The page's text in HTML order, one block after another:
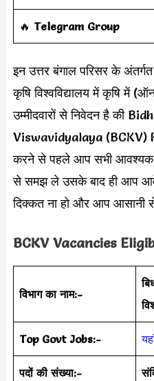
‎️‍🔥 Telegram Group
इन उत्तर बंगाल परिसर के अंतर्गत
कृषि विश्वविद्यालय में कृषि में
उम्मीदवारों से निवेदन है की
Viswavidyalaya
करने से पहले आप सभी आवश्यक
से समझ ले उसके बाद ही आप
दिक्कत ना हो और आप
BCKV Vacancies
विभाग का नाम:-
Top Govt Jobs:-
पदों की संख्या:-